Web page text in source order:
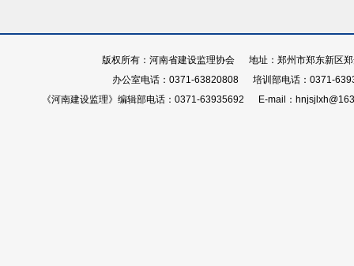
版权所有：河南省建设监理协会 地址：郑州市郑东新区
办公室电话：0371-63820808 培训部电话：0371-
《河南建设监理》编辑部电话：0371-63935692 E-mail：